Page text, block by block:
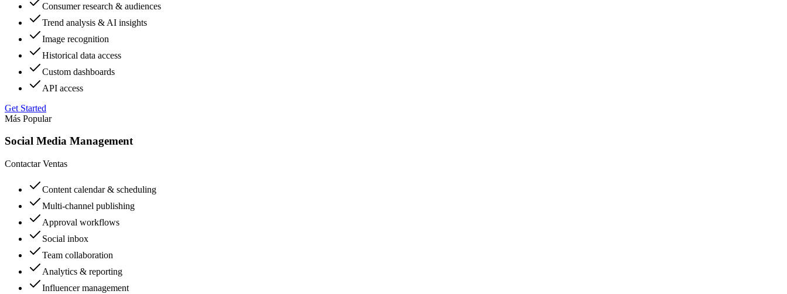
Consumer research & audiences
Trend analysis & AI insights
Image recognition
Historical data access
Custom dashboards
API access
Get Started
Más Popular
Social Media Management
Contactar Ventas
Content calendar & scheduling
Multi-channel publishing
Approval workflows
Social inbox
Team collaboration
Analytics & reporting
Influencer management